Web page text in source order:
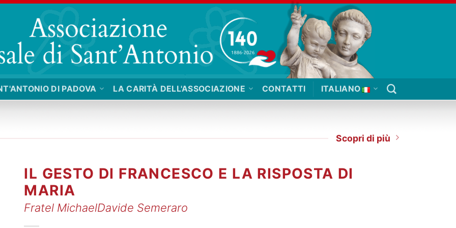
DI PADOVA LA CARITÀ DELL'ASSOCIAZIONE CONTATTI ITALIANO
Scopri di più
IL GESTO DI FRANCESCO E LA RISPOSTA DI
MARIA
Fratel MichaelDavide Semeraro